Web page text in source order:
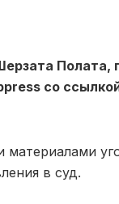
со
в суд.